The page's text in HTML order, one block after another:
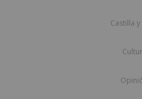
Castilla